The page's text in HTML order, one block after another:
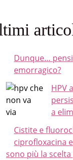
Dunque…
emorragico?
HPV
a
Cistite e
ciprofloxacina
sono più la